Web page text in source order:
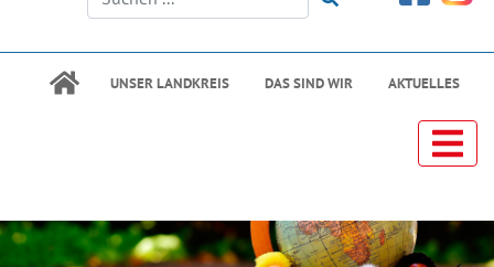
UNSER LANDKREIS DAS SIND WIR AKTUELLES